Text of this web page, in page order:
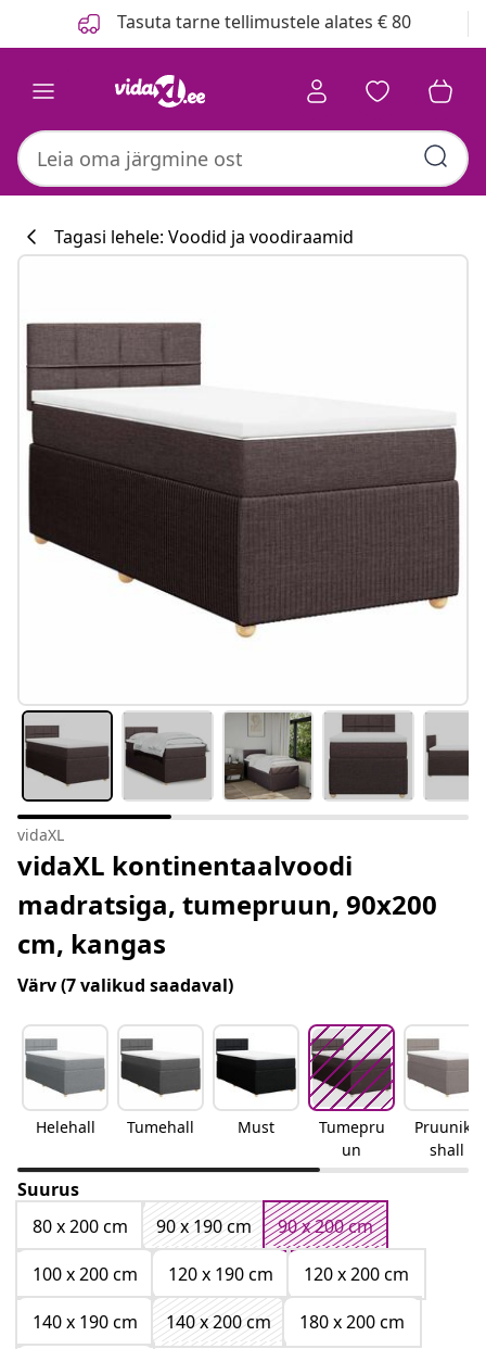
Tasuta tarne tellimustele alates € 80
#sharemevidaxl
Tagasi lehele: Voodid ja voodiraamid
vidaXL
vidaXL kontinentaalvoodi
madratsiga, tumepruun, 90x200
cm, kangas
Värv(7 valikud saadaval)
Helehall Tumehall Must
Tumepru
un
Pruunika
shall
Suurus
80 x 200 cm
90 x 190 cm
90 x 200 cm
100 x 200 cm
120 x 190 cm
120 x 200 cm
140 x 190 cm
140 x 200 cm
180 x 200 cm